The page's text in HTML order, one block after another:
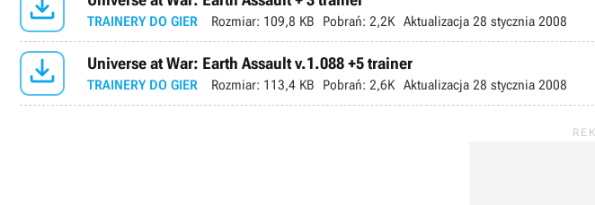
TRAINERY DO GIER Rozmiar: 109,8 KB Pobrań: 2,2K Aktualizacja 28 stycznia 2008
 Universe at War: Earth Assault v.1.088 +5 trainer
TRAINERY DO GIER Rozmiar: 113,4 KB Pobrań: 2,6K Aktualizacja 28 stycznia 2008